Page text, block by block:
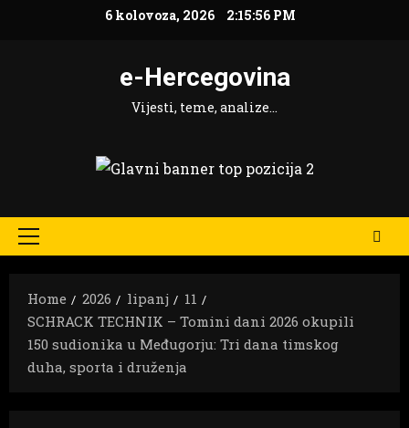
6 kolovoza, 2026 2:15:58 PM
e-Hercegovina
Vijesti, teme, analize…
Primary
Home
2026 lipanj
11
SCHRACK TECHNIK – Tomini dani 2026 okupili
150 sudionika u Međugorju: Tri dana timskog
duha, sporta i druženja